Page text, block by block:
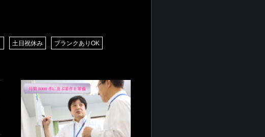
土日祝休み ブランクありOK